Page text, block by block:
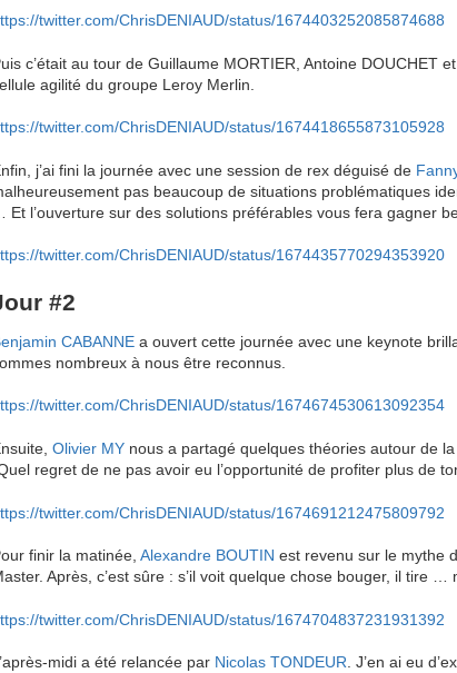
twitter.com/ChrisDENIAUD/status/1674403252085874688
c’était au tour de Guillaume MORTIER, Antoine DOUCHET
agilité du groupe Leroy Merlin.
twitter.com/ChrisDENIAUD/status/1674418655873105928
j’ai fini la journée avec une session de rex déguisé de
pas beaucoup de situations problématiques
… Et l’ouverture sur des solutions préférables vous fera gagner
twitter.com/ChrisDENIAUD/status/1674435770294353920
#2
CABANNE a ouvert cette journée avec une keynote
nombreux à nous être reconnus.
twitter.com/ChrisDENIAUD/status/1674674530613092354
Olivier MY nous a partagé quelques théories autour de
regret de ne pas avoir eu l’opportunité de profiter plus de
twitter.com/ChrisDENIAUD/status/1674691212475809792
finir la matinée, Alexandre BOUTIN est revenu sur le mythe
Après, c’est sûre : s’il voit quelque chose bouger, il tire
twitter.com/ChrisDENIAUD/status/1674704837231931392
midi a été relancée par Nicolas TONDEUR. J’en ai eu